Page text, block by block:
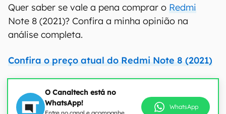
Quer saber se vale a pena comprar o Redmi
Note 8 (2021)? Confira a minha opinião na
análise completa.
Confira o preço atual do Redmi Note 8 (2021)
O Canaltech está no
WhatsApp!
WhatsApp